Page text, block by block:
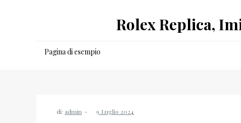
Rolex Replica,
Pagina di esempio
di: admin